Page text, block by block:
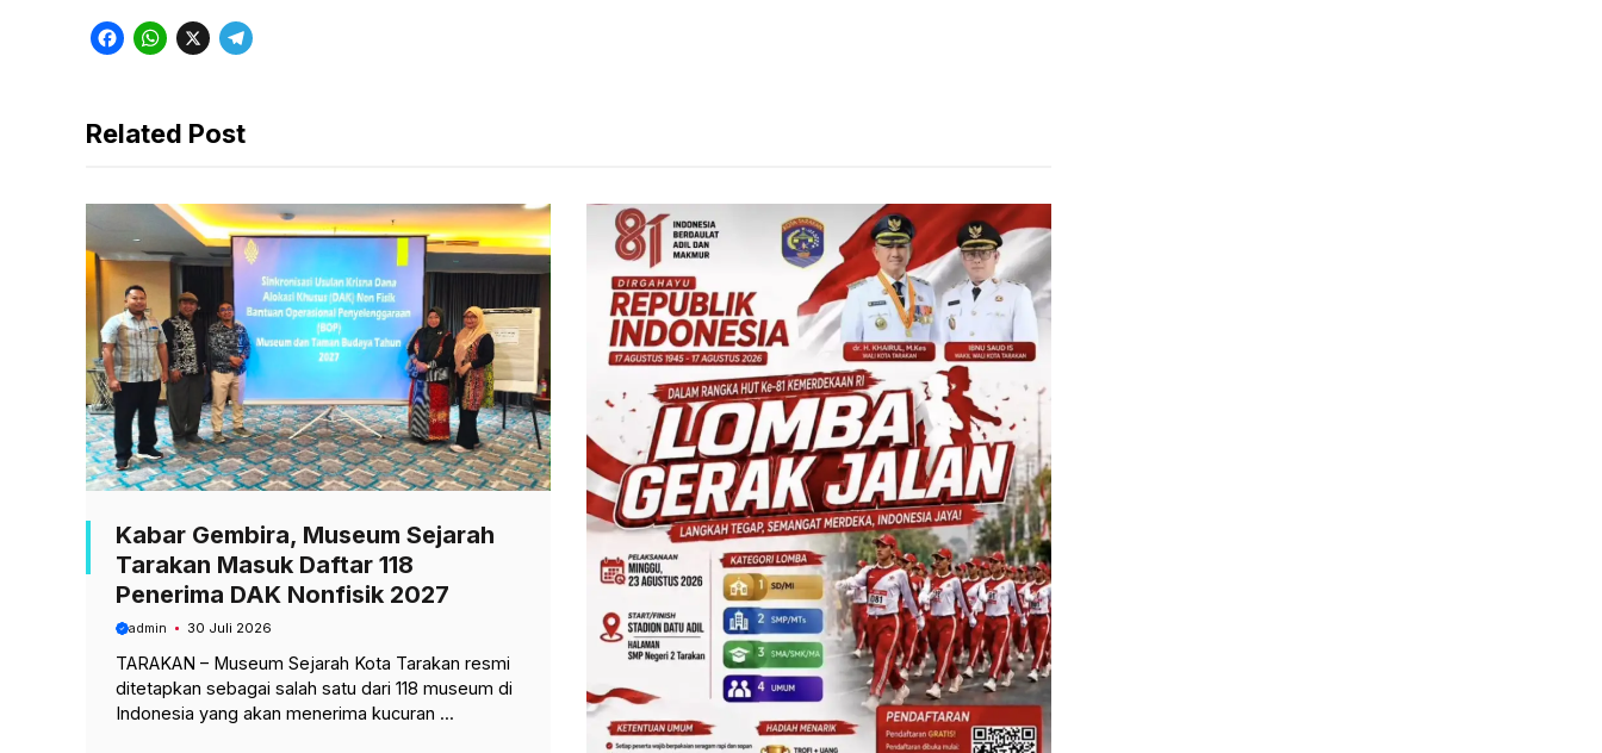
F
e
o
o
k
W
t
A
p
p
X
T
e
r
a
m
Related Post
Kabar Gembira, Museum Sejarah
Tarakan Masuk Daftar 118
Penerima DAK Nonfisik 2027
admin 30 Juli 2026
TARAKAN – Museum Sejarah Kota Tarakan resmi
ditetapkan sebagai salah satu dari 118 museum di
Indonesia yang akan menerima kucuran ...